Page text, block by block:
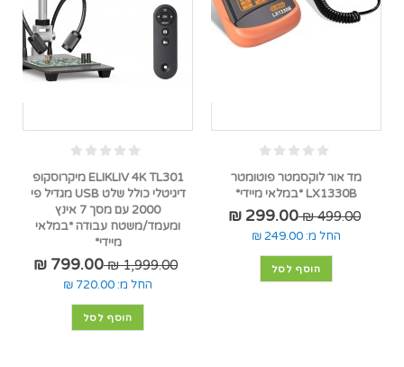
מד אור לוקסמטר פוטומטר
LX1330B *במלאי מיידי*
499.00 ₪
299.00 ₪
החל מ: 249.00 ₪
הוסף לסל
ELIKLIV 4K TL301 מיקרוסקופ
דיגיטלי כולל שלט USB מגדיל פי
2000 עם מסך 7 אינץ
ומעמד/משטח עבודה *במלאי
מיידי*
1,999.00 ₪
799.00 ₪
החל מ: 720.00 ₪
הוסף לסל